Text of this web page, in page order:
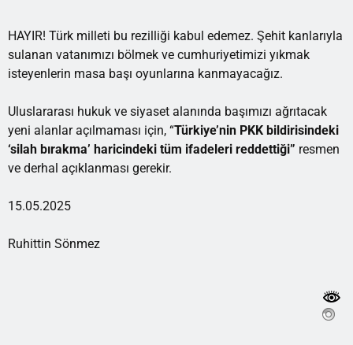
HAYIR! Türk milleti bu rezilliği kabul edemez. Şehit kanlarıyla
sulanan vatanımızı bölmek ve cumhuriyetimizi yıkmak
isteyenlerin masa başı oyunlarına kanmayacağız.
Uluslararası hukuk ve siyaset alanında başımızı ağrıtacak
yeni alanlar açılmaması için, “Türkiye’nin PKK bildirisindeki
‘silah bırakma’ haricindeki tüm ifadeleri reddettiği” resmen
ve derhal açıklanması gerekir.
15.05.2025
Ruhittin Sönmez